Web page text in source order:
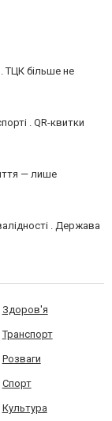
ТЦК більше не
. QR-квитки
— лише
. Держава
Здоров'я
Транспорт
Розваги
Спорт
Культура